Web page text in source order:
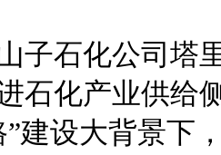
石化公司塔里
石化产业供给
”建设大背景下